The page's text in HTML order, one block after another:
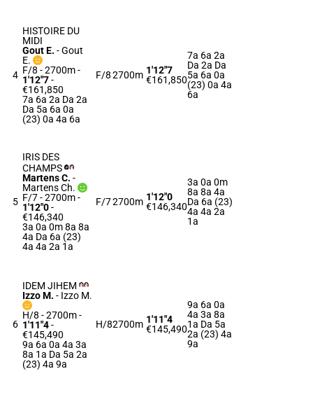
4
HISTOIRE DU
MIDI
Gout E. -Gout
E.
F/8 - 2700m-
1'12"7-
€161,850
7a 6a 2a Da 2a
Da 5a 6a 0a
(23) 0a 4a 6a
F/82700m 1'12"7
€161,850
7a 6a 2a
Da 2a Da
5a 6a 0a
(23) 0a 4a
6a
5
IRIS DES
CHAMPS
Martens C. -
Martens Ch.
F/7 - 2700m-
1'12"0-
€146,340
3a 0a 0m 8a 8a
4a Da 6a (23)
4a 4a 2a 1a
F/72700m 1'12"0
€146,340
3a 0a 0m
8a 8a 4a
Da 6a (23)
4a 4a 2a
1a
6
IDEM JIHEM
Izzo M. - Izzo M.
H/8 - 2700m-
1'11"4-
€145,490
9a 6a 0a 4a 3a
8a 1a Da 5a 2a
(23) 4a 9a
H/82700m 1'11"4
€145,490
9a 6a 0a
4a 3a 8a
1a Da 5a
2a (23) 4a
9a